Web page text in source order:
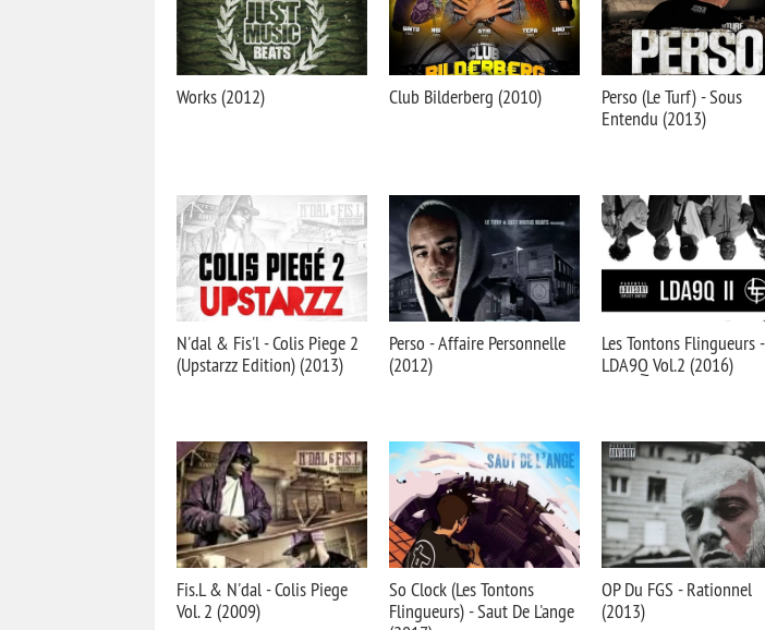
Works (2012) Club Bilderberg (2010)
Perso (Le Turf) - Sous
Entendu (2013)
N'dal & Fis'l - Colis Piege 2
(Upstarzz Edition) (2013)
Perso - Affaire Personnelle
(2012)
Les Tontons Flingueurs -
LDA9Q Vol.2 (2016)
Fis.L & N'dal - Colis Piege
Vol. 2 (2009)
So Clock (Les Tontons
Flingueurs) - Saut De L'ange
OP Du FGS - Rationnel
(2013)